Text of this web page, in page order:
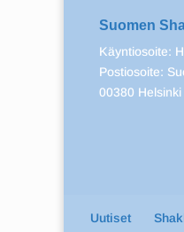
Suomen
Käyntiosoite:
Postiosoite:
00380 Helsinki
Uutiset